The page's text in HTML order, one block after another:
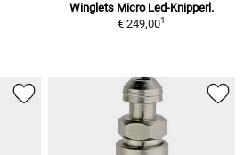
Winglets Micro Led-Knipperl.
€ 249,001